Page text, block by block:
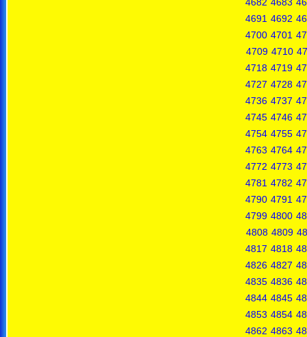
4691 4692
4700 4701
4709 4710
4718 4719
4727 4728
4736 4737
4745 4746
4754 4755
4763 4764
4772 4773
4781 4782
4790 4791
4799 4800
4808 4809
4817 4818
4826 4827
4835 4836
4844 4845
4853 4854
4862 4863